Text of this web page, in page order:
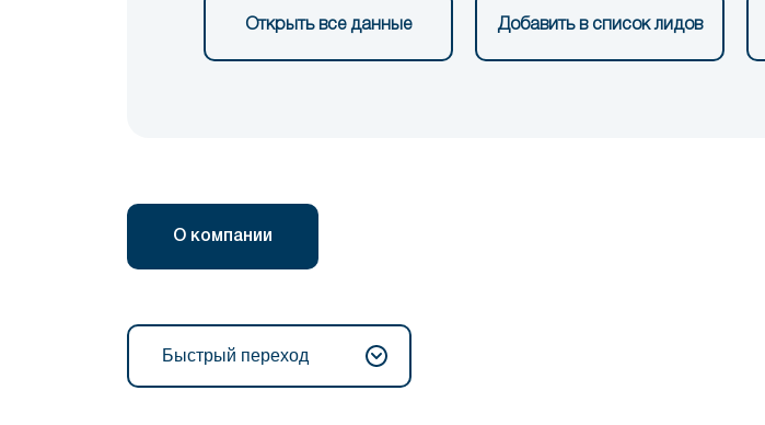
Открыть все данные Добавить в список лидов
О компании
Быстрый переход